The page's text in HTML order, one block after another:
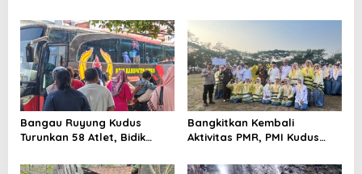
Bangau Ruyung Kudus
Turunkan 58 Atlet, Bidik
Nasional Purbalingga
Bangkitkan Kembali
Aktivitas PMR, PMI Kudus
Pandemi